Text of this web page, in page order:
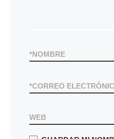
NOMBRE
*
CORREO
*
WEB